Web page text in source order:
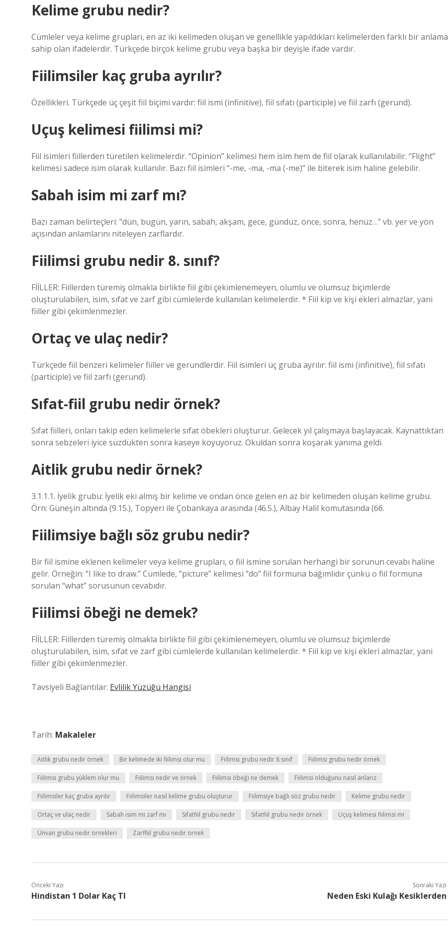
Kelime grubu nedir?
Cümleler veya kelime grupları, en az iki kelimeden oluşan ve genellikle yapıldıkları kelimelerden farklı bir anlama
sahip olan ifadelerdir. Türkçede birçok kelime grubu veya başka bir deyişle ifade vardır.
Fiilimsiler kaç gruba ayrılır?
Özellikleri. Türkçede üç çeşit fiil biçimi vardır: fiil ismi (infinitive), fiil sıfatı (participle) ve fiil zarfı (gerund).
Uçuş kelimesi fiilimsi mi?
Fiil isimleri fiillerden türetilen kelimelerdir. “Opinion” kelimesi hem isim hem de fiil olarak kullanılabilir. “Flight”
kelimesi sadece isim olarak kullanılır. Bazı fiil isimleri “-me, -ma, -ma (-me)” ile biterek isim haline gelebilir.
Sabah isim mi zarf mı?
Bazı zaman belirteçleri: “dün, bugün, yarın, sabah, akşam, gece, gündüz, önce, sonra, henüz…” vb. yer ve yön
açısından anlamlarını niteleyen zarflardır.
Fiilimsi grubu nedir 8. sınıf?
FİİLLER: Fiillerden türemiş olmakla birlikte fiil gibi çekimlenemeyen, olumlu ve olumsuz biçimlerde
oluşturulabilen, isim, sıfat ve zarf gibi cümlelerde kullanılan kelimelerdir. * Fiil kip ve kişi ekleri almazlar, yani
fiiller gibi çekimlenmezler.
Ortaç ve ulaç nedir?
Türkçede fiil benzeri kelimeler fiiller ve gerundlerdir. Fiil isimleri üç gruba ayrılır: fiil ismi (infinitive), fiil sıfatı
(participle) ve fiil zarfı (gerund).
Sıfat-fiil grubu nedir örnek?
Sıfat fiilleri, onları takip eden kelimelerle sıfat öbekleri oluşturur. Gelecek yıl çalışmaya başlayacak. Kaynattıktan
sonra sebzeleri iyice süzdükten sonra kaseye koyuyoruz. Okuldan sonra koşarak yanıma geldi.
Aitlik grubu nedir örnek?
3.1.1.1. İyelik grubu: İyelik eki almış bir kelime ve ondan önce gelen en az bir kelimeden oluşan kelime grubu.
Örn: Güneşin altında (9.15.), Topyeri ile Çobankaya arasında (46.5.), Albay Halil komutasında (66.
Fiilimsiye bağlı söz grubu nedir?
Bir fiil ismine eklenen kelimeler veya kelime grupları, o fiil ismine sorulan herhangi bir sorunun cevabı haline
gelir. Örneğin: “I like to draw.” Cümlede, “picture” kelimesi “do” fiil formuna bağımlıdır çünkü o fiil formuna
sorulan “what” sorusunun cevabıdır.
Fiilimsi öbeği ne demek?
FİİLLER: Fiillerden türemiş olmakla birlikte fiil gibi çekimlenemeyen, olumlu ve olumsuz biçimlerde
oluşturulabilen, isim, sıfat ve zarf gibi cümlelerde kullanılan kelimelerdir. * Fiil kip ve kişi ekleri almazlar, yani
fiiller gibi çekimlenmezler.
Tavsiyeli Bağlantılar: Evlilik Yüzüğü Hangisi
Tarih: Makaleler
Aitlik grubu nedir örnek Bir kelimede iki fiilimsi olur mu Fiilimsi grubu nedir 8 sınıf Fiilimsi grubu nedir örnek
Fiilimsi grubu yüklem olur mu Fiilimsi nedir ve örnek Fiilimsi öbeği ne demek Fiilimsi olduğunu nasıl anlarız
Fiilimsiler kaç gruba ayrılır Fiilimsiler nasıl kelime grubu oluşturur Fiilimsiye bağlı söz grubu nedir Kelime grubu nedir
Ortaç ve ulaç nedir Sabah isim mi zarf mı Sıfatfiil grubu nedir Sıfatfiil grubu nedir örnek Uçuş kelimesi fiilimsi mi
Ünvan grubu nedir örnekleri Zarffiil grubu nedir örnek
Önceki Yazı
Hindistan 1 Dolar Kaç Tl
Sonraki Yazı
Neden Eski Kulağı Kesiklerden